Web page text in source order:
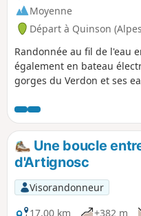
Moyenne
Départ à Quinson
Randonnée au fil de l'eau
également en bateau
gorges du Verdon et ses
Une boucle
d'Artignosc
Visorandonneur
17,00 km
+382 m